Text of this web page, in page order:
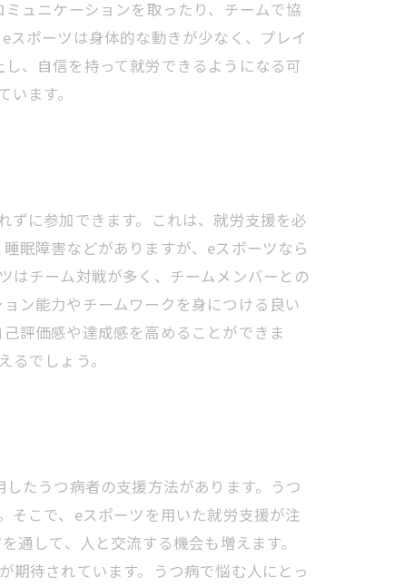
ュニケーションを取ったり、チームで協
ポーツは身体的な動きが少なく、プレイ
、自信を持って就労できるようになる可
ます。
ずに参加できます。これは、就労支援を必
眠障害などがありますが、eスポーツなら
はチーム対戦が多く、チームメンバーとの
ン能力やチームワークを身につける良い
評価感や達成感を高めることができま
でしょう。
たうつ病者の支援方法があります。うつ
そこで、eスポーツを用いた就労支援が注
通して、人と交流する機会も増えます。
期待されています。うつ病で悩む人にとっ